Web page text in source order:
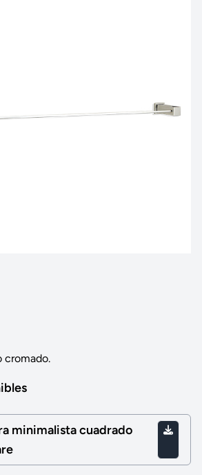
cromado.
minimalista cuadrado